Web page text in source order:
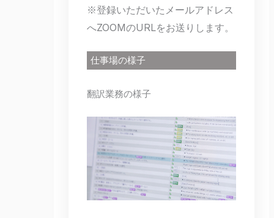
※登録いただいたメールアドレス
へZOOMのURLをお送りします。
仕事場の様子
翻訳業務の様子